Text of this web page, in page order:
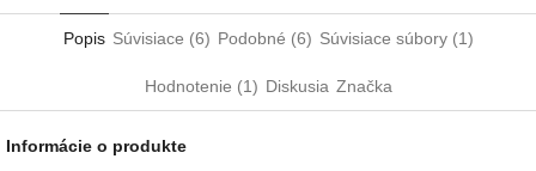
Popis Súvisiace (6) Podobné (6) Súvisiace súbory (1)
Hodnotenie (1) Diskusia Značka
Informácie o produkte